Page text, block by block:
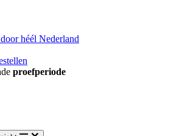
door héél Nederland
proefperiode